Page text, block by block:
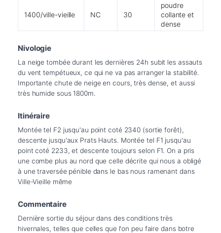
1400/ville-vieille NC 30
poudre
collante et
dense
Nivologie
La neige tombée durant les dernières 24h subit les assauts
du vent tempétueux, ce qui ne va pas arranger la stabilité.
Importante chute de neige en cours, très dense, et aussi
Itinéraire
Montée tel F2 jusqu'au point coté 2340 (sortie forêt),
descente jusqu'aux Prats Hauts. Montée tel F1 jusqu'au
point coté 2233, et descente toujours selon F1. On a pris
une combe plus au nord que celle décrite qui nous a obligé
à une traversée pénible dans le bas nous ramenant dans
Commentaire
Dernière sortie du séjour dans des conditions très
hivernales, telles que celles que l'on peu faire dans botre